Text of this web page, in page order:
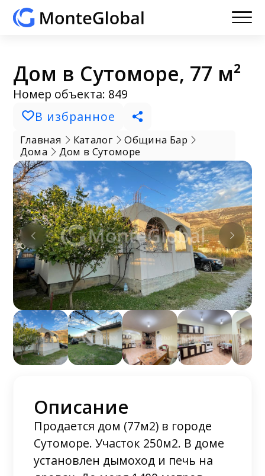
Дом в Сутоморе, 77 м²
Номер объекта: 849
В избранное
Главная Каталог
Община Бар
Дома
Дом в Сутоморе
Описание
Продается дом (77м2) в городе
Сутоморе. Участок 250м2. В доме
установлен дымоход и печь на